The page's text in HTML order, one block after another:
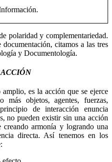
polaridad y complementariedad.
citamos a las tres
y Documentología.
es la acción que se ejerce
objetos, agentes, fuerzas,
de interacción enuncia
no pueden existir sin una acción
creando armonía y logrando una
directa. Así tenemos en los